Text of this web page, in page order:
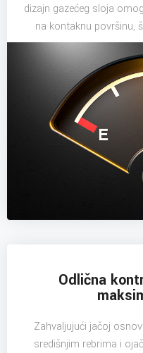
dizajn gazećeg sloja
na kontaknu površinu,
Odlična
Zahvaljujući jačoj
središnjim rebrima i